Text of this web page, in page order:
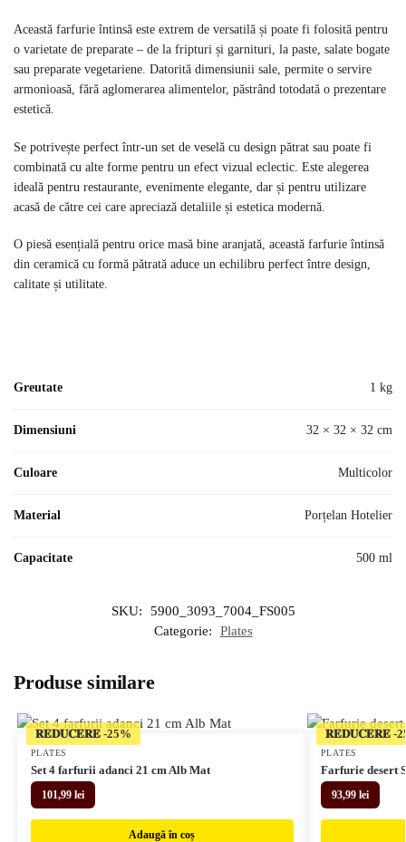
Această farfurie întinsă este extrem de versatilă și poate fi folosită pentru
o varietate de preparate – de la fripturi și garnituri, la paste, salate bogate
sau preparate vegetariene. Datorită dimensiunii sale, permite o servire
armonioasă, fără aglomerarea alimentelor, păstrând totodată o prezentare
estetică.
Se potrivește perfect într-un set de veselă cu design pătrat sau poate fi
combinată cu alte forme pentru un efect vizual eclectic. Este alegerea
ideală pentru restaurante, evenimente elegante, dar și pentru utilizare
acasă de către cei care apreciază detaliile și estetica modernă.
O piesă esențială pentru orice masă bine aranjată, această farfurie întinsă
din ceramică cu formă pătrată aduce un echilibru perfect între design,
calitate și utilitate.
Greutate 1 kg
Dimensiuni 32 × 32 × 32 cm
Culoare Multicolor
Material Porțelan Hotelier
Capacitate 500 ml
SKU:
5900_3093_7004_FS005
Categorie:
Plates
Produse similare
𝐑𝐄𝐃𝐔𝐂𝐄𝐑𝐄
PLATES
Set 4 farfurii adanci 21 cm Alb Mat
101,99 lei
Adaugă în coș
𝐑𝐄𝐃𝐔𝐂𝐄𝐑𝐄
PLATES
Farfurie desert
93,99 lei